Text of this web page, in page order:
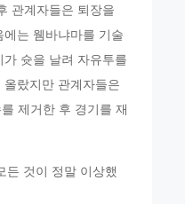
관계자들은 퇴장을
는 웸바냐마를 기술
슛을 날려 자유투를
랐지만 관계자들은
제거한 후 경기를 재
든 것이 정말 이상했